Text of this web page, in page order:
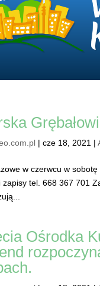
| cze 18, 2021 |
w czerwcu w
zapisy tel. 668 367 701
Ośrodka